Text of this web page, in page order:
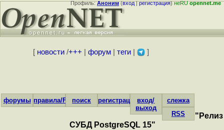
Профиль:Аноним(вход|регистрация)неRUopennet.me
[ новости/+++ форум| теги| ]
форумы правила/FAQпоиск регистрациявход/
выход
слежка
RSS
"Релиз
СУБД PostgreSQL 15"